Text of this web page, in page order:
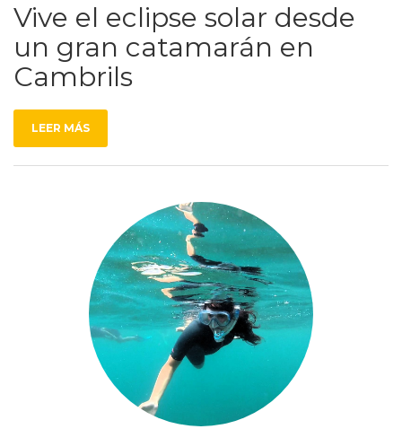
Vive el eclipse solar desde
un gran catamarán en
Cambrils
LEER MÁS